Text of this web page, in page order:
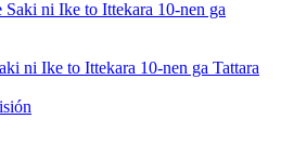
ni Ike to Ittekara 10-nen ga Tattara